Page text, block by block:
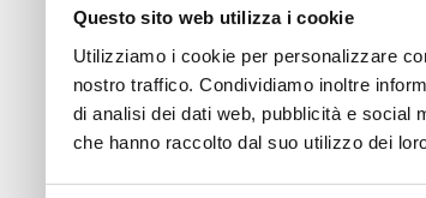
Questo sito web utilizza i cookie
Utilizziamo i cookie per personalizzare
nostro traffico. Condividiamo inoltre
di analisi dei dati web, pubblicità e social
che hanno raccolto dal suo utilizzo dei
2.2d